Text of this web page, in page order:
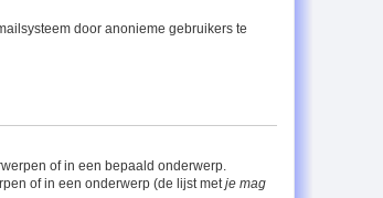
door anonieme gebruikers te
of in een bepaald onderwerp.
of in een onderwerp (de lijst met je mag